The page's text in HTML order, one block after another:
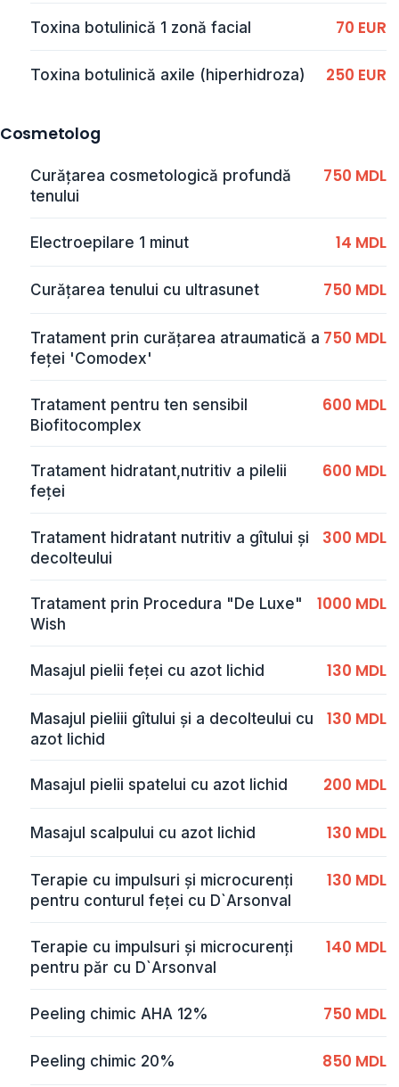
Toxina botulinică 1 zonă facial 70 EUR
Toxina botulinică axile (hiperhidroza) 250 EUR
Cosmetolog
Curățarea cosmetologică profundă
tenului
750 MDL
Electroepilare 1 minut 14 MDL
Curățarea tenului cu ultrasunet 750 MDL
Tratament prin curățarea atraumatică a
feței 'Comodex'
750 MDL
Tratament pentru ten sensibil
Biofitocomplex
600 MDL
Tratament hidratant,nutritiv a pilelii
feței
600 MDL
Tratament hidratant nutritiv a gîtului și
decolteului
300 MDL
Tratament prin Procedura "De Luxe"
Wish
1000 MDL
Masajul pielii feţei cu azot lichid 130 MDL
Masajul pieliii gîtului şi a decolteului cu
azot lichid
130 MDL
Masajul pielii spatelui cu azot lichid 200 MDL
Masajul scalpului cu azot lichid 130 MDL
Terapie cu impulsuri și microcurenți
pentru conturul feței cu D`Arsonval
130 MDL
Terapie cu impulsuri și microcurenți
pentru păr cu D`Arsonval
140 MDL
Peeling chimic AHA 12% 750 MDL
Peeling chimic 20% 850 MDL